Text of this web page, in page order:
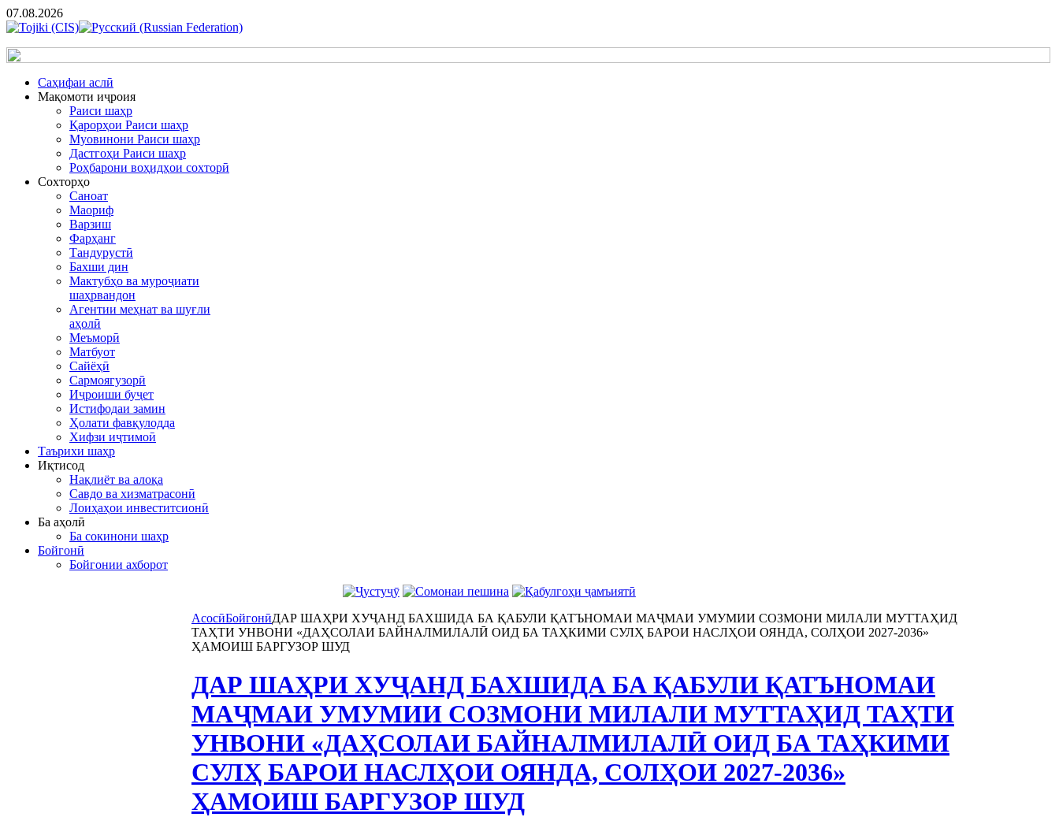
07.08.2026
Cаҳифаи аслӣ
Мақомоти иҷроия
Раиси шаҳр
Қарорҳои Раиси шаҳр
Муовинони Раиси шаҳр
Дастгоҳи Раиси шаҳр
Роҳбарони воҳидҳои сохторӣ
Сохторҳо
Саноат
Маориф
Варзиш
Фарҳанг
Тандурустӣ
Бахши дин
Мактубҳо ва муроҷиати
шаҳрвандон
Агентии меҳнат ва шуғли
аҳолӣ
Меъморӣ
Матбуот
Сайёҳӣ
Сармоягузорӣ
Иҷроиши буҷет
Истифодаи замин
Ҳолати фавқулодда
Хифзи иҷтимоӣ
Таърихи шаҳр
Иқтисод
Нақлиёт ва алоқа
Савдо ва хизматрасонӣ
Лоиҳаҳои инвеститсионӣ
Ба аҳолӣ
Ба сокинони шаҳр
Бойгонӣ
Бойгонии ахборот
АсосӣБойгонӣДАР ШАҲРИ ХУҶАНД БАХШИДА БА ҚАБУЛИ ҚАТЪНОМАИ МАҶМАИ УМУМИИ СОЗМОНИ МИЛАЛИ МУТТАҲИД
ТАҲТИ УНВОНИ «ДАҲСОЛАИ БАЙНАЛМИЛАЛӢ ОИД БА ТАҲКИМИ СУЛҲ БАРОИ НАСЛҲОИ ОЯНДА, СОЛҲОИ 2027-2036»
ҲАМОИШ БАРГУЗОР ШУД
ДАР ШАҲРИ ХУҶАНД БАХШИДА БА ҚАБУЛИ ҚАТЪНОМАИ
МАҶМАИ УМУМИИ СОЗМОНИ МИЛАЛИ МУТТАҲИД ТАҲТИ
УНВОНИ «ДАҲСОЛАИ БАЙНАЛМИЛАЛӢ ОИД БА ТАҲКИМИ
СУЛҲ БАРОИ НАСЛҲОИ ОЯНДА, СОЛҲОИ 2027-2036»
ҲАМОИШ БАРГУЗОР ШУД